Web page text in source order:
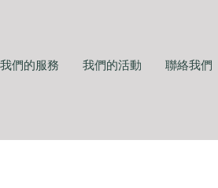
我們的服務 我們的活動 聯絡我們